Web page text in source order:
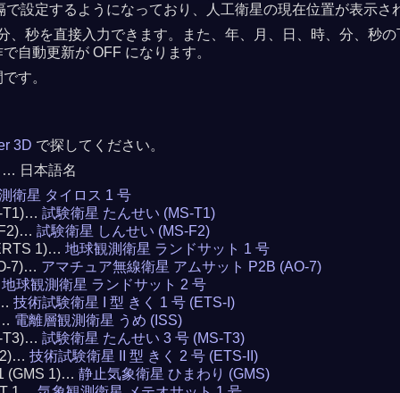
設定するようになっており、人工衛星の現在位置が表示
秒を直接入力できます。また、年、月、日、時、分、秒
自動更新が OFF になります。
す。
3D で探してください。
… 日本語名
衛星 タイロス 1 号
T1)… 試験衛星 たんせい (MS-T1)
試験衛星 しんせい (MS-F2)
1)… 地球観測衛星 ランドサット 1 号
7)… アマチュア無線衛星 アムサット P2B (AO-7)
地球観測衛星 ランドサット 2 号
技術試験衛星 I 型 きく 1 号 (ETS-I)
電離層観測衛星 うめ (ISS)
T3)… 試験衛星 たんせい 3 号 (MS-T3)
2)… 技術試験衛星 II 型 きく 2 号 (ETS-II)
(GMS 1)… 静止気象衛星 ひまわり (GMS)